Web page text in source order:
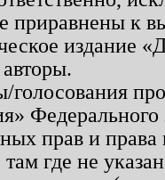
приравнены к
издание
прав и
где не